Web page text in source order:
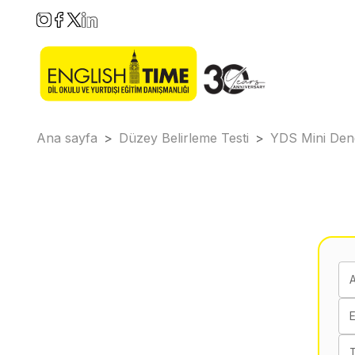
Ana sayfa > Düzey Belirleme Testi > YDS Mini